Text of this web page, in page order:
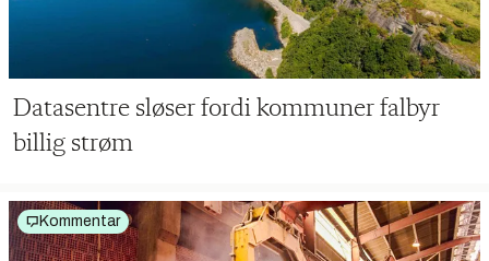
Datasentre sløser fordi kommuner falbyr
billig strøm
Kommentar